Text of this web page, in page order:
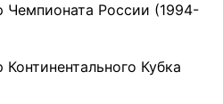
Чемпионата России (1994-
Кубка